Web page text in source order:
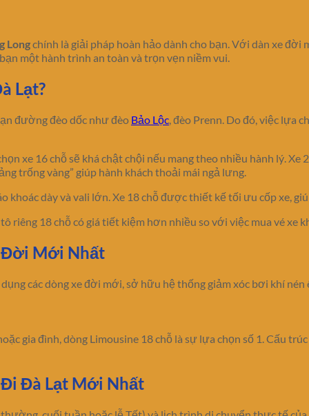
Longchính là giải pháp hoàn hảo dành cho bạn. Với dàn xe
một hành trình an toàn và trọn vẹn niềm vui.
Lạt?
đường đèo dốc như đèo Bảo Lộc, đèo Prenn. Do đó, việc lựa
xe 16 chỗ sẽ khá chật chội nếu mang theo nhiều hành lý. Xe
trống vàng” giúp hành khách thoải mái ngả lưng.
dày và vali lớn. Xe 18 chỗ được thiết kế tối ưu cốp xe,
riêng 18 chỗ có giá tiết kiệm hơn nhiều so với việc mua vé xe
Đời Mới Nhất
các dòng xe đời mới, sở hữu hệ thống giảm xóc bơi khí nén
gia đình, dòng Limousine 18 chỗ là sự lựa chọn số 1. Cấu
Đi Đà Lạt Mới Nhất